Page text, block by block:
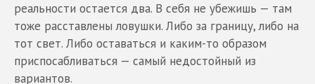
реальности остается два. В себя не убежишь — там
тоже расставлены ловушки. Либо за границу, либо на
тот свет. Либо оставаться и каким-то образом
приспосабливаться — самый недостойный из
вариантов.